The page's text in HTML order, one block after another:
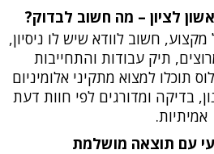
לציון – מה חשוב לבדוק?
חשוב לוודא שיש לו ניסיון,
תיק עבודות והתחייבות
תוכלו למצוא מתקיני אלומיניום
בדיקה ומדורגים לפי חוות דעת
אמיתיות.
עם תוצאה מושלמת